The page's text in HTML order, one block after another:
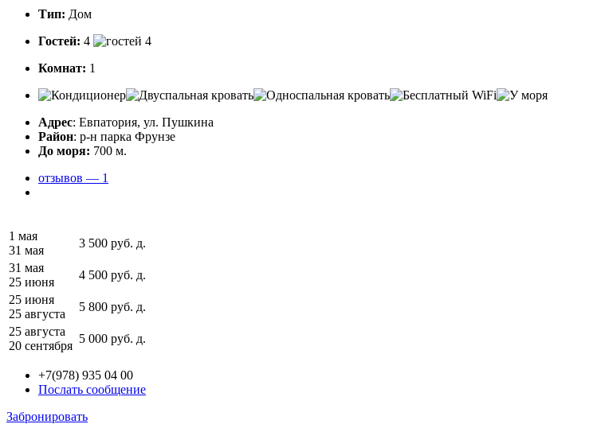
Тип: Дом
Гостей: 4
Комнат: 1
Адрес: Евпатория, ул. Пушкина
Район: р-н парка Фрунзе
До моря: 700 м.
отзывов — 1
1 мая
31 мая
3 500 руб. д.
31 мая
25 июня
4 500 руб. д.
25 июня
25 августа
5 800 руб. д.
25 августа
20 сентября
5 000 руб. д.
+7(978) 935 04 00
Послать сообщение
Забронировать